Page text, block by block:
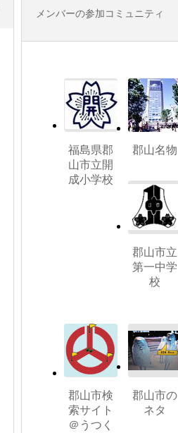
メンバーの参加コミュニティ
福島県郡
山市立開
成小学校
郡山名物
郡山市立
第一中学
校
郡山市検
索サイト
＠うつく
郡山市の
ネタ